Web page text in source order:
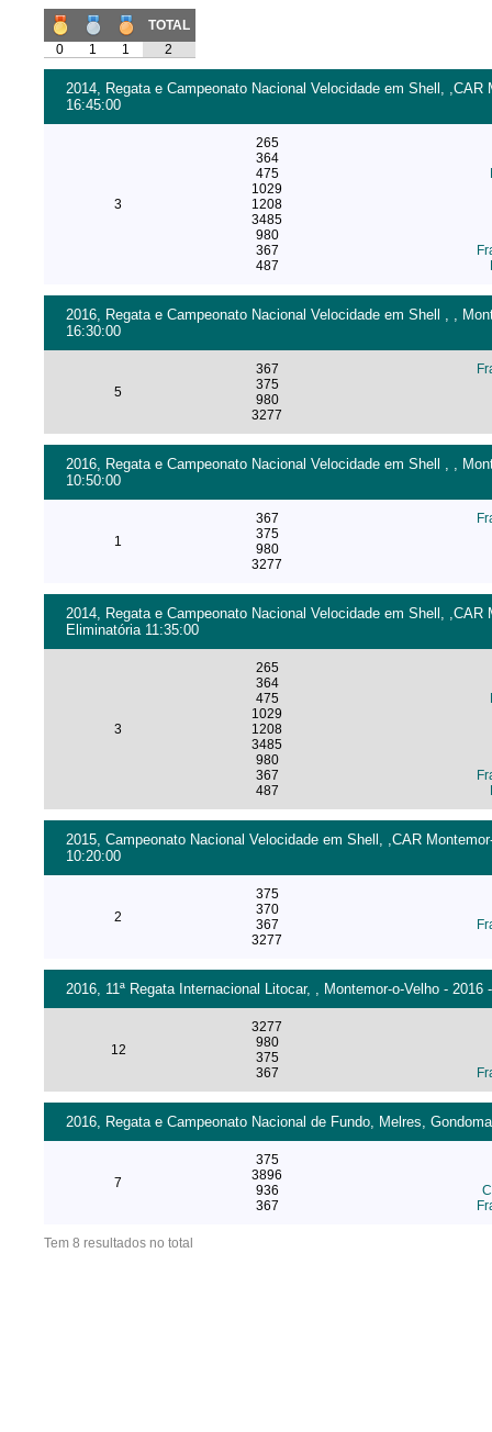
TOTAL
0
1 1 2
2014, Regata e Campeonato Nacional Velocidade em Shell,
16:45:00
3
265
364
475
1029
1208
3485
980
367
487
2016, Regata e Campeonato Nacional Velocidade em Shell , ,
16:30:00
5
367
375
980
3277
2016, Regata e Campeonato Nacional Velocidade em Shell , ,
10:50:00
1
367
375
980
3277
2014, Regata e Campeonato Nacional Velocidade em Shell,
Eliminatória 11:35:00
3
265
364
475
1029
1208
3485
980
367
487
2015, Campeonato Nacional Velocidade em Shell, ,CAR
10:20:00
2
375
370
367
3277
2016, 11ª Regata Internacional Litocar, , Montemor-o-Velho -
12
3277
980
375
367
2016, Regata e Campeonato Nacional de Fundo, Melres,
7
375
3896
936
367
Tem 8 resultados no total